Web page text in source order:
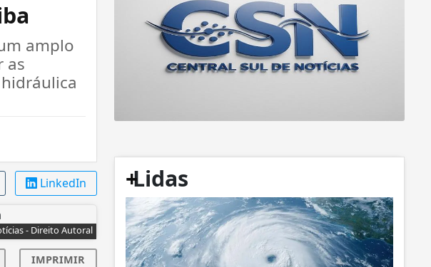
amplo
as
LinkedIn
- Direito Autoral
IMPRIMIR
+
Lidas